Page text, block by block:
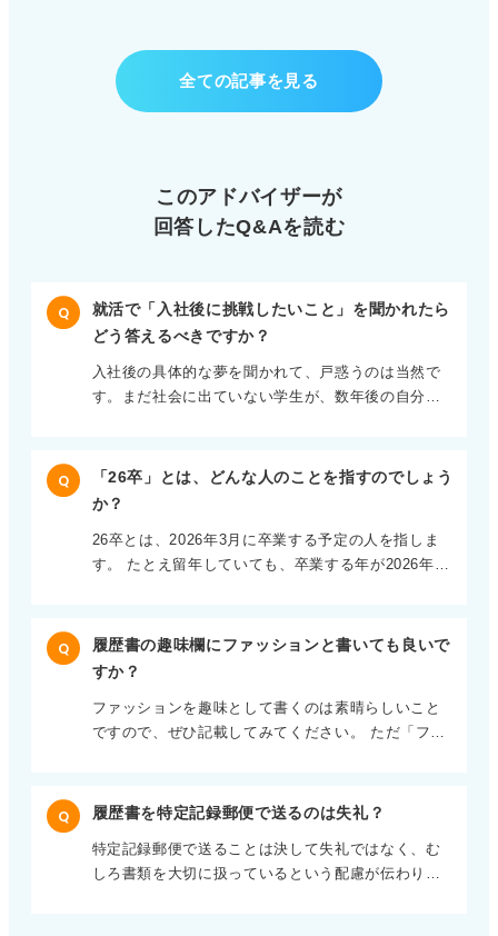
全ての記事を見る
このアドバイザーが
回答したQ&Aを読む
Q
就活で「入社後に挑戦したいこと」を聞かれたら
どう答えるべきですか？
入社後の具体的な夢を聞かれて、戸惑うのは当然で
す。まだ社会に出ていない学生が、数年後の自分を
前の仕事に対して誠実に向き合う覚悟があるかどう
かです。 まずは実直に業務を覚え、貢献していきた
いう、素直な展望を伝えてください。等身大の言葉
こそ、説得力を持ちます。 学びの姿勢を見せて採用
仕事に臨みたいかという仕事観や、成長したいとい
う意欲はしっかりと見せてください。 流れに身を任
吸収し、一歩ずつ進んでいこうとする前向きな姿勢
は、採用担当者に安心感を残します。 自分を良く見
きましょう。
Q
「26卒」とは、どんな人のことを指すのでしょう
か？
26卒とは、2026年3月に卒業する予定の人を指しま
す。 たとえ留年していても、卒業する年が2026年で
として活動可能なので、その期間を目安に就活を進
めましょう。 これまでの経緯を堂々と説明できる準
場合は、しっかりとした理由を説明できれば過度に
不利になることはありません。 理由がどのようなも
切です。 自分の人生の歩みをしっかり受け止めてく
堂々と選考に臨みましょう。
Q
履歴書の趣味欄にファッションと書いても良いで
すか？
ファッションを趣味として書くのは素晴らしいこと
ですので、ぜひ記載してみてください。 ただ「ファ
ょう。 コーディネートを考えるプロセスが好きなの
ど、独自の視点を添えることが大切です。 熱意を持
って語れる趣味を通じて自分の人柄を知ってもらお
Q 履歴書を特定記録郵便で送るのは失礼？
特定記録郵便で送ることは決して失礼ではなく、む
しろ書類を大切に扱っているという配慮が伝わり好